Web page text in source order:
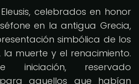
celebrados en honor
en la antigua Grecia,
simbólica de los
muerte y el renacimiento.
reservado
para aquellos que habían